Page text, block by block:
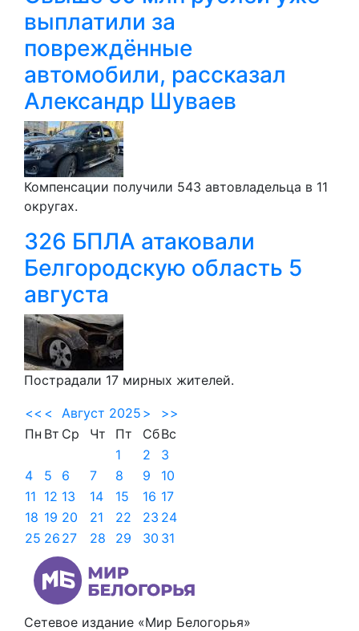
выплатили за
повреждённые
автомобили, рассказал
Александр Шуваев
Компенсации получили 543 автовладельца в 11
округах.
326 БПЛА атаковали
Белгородскую область 5
августа
Пострадали 17 мирных жителей.
<< < Август 2025 >
>>
Пн Вт Ср Чт Пт СбВс
1
2
3
4
5 6 7 8 9
10
11 12 13 14 15 16 17
18 19 20 21 22 23 24
25 26 27 28 29 30 31
Сетевое издание «Мир Белогорья»